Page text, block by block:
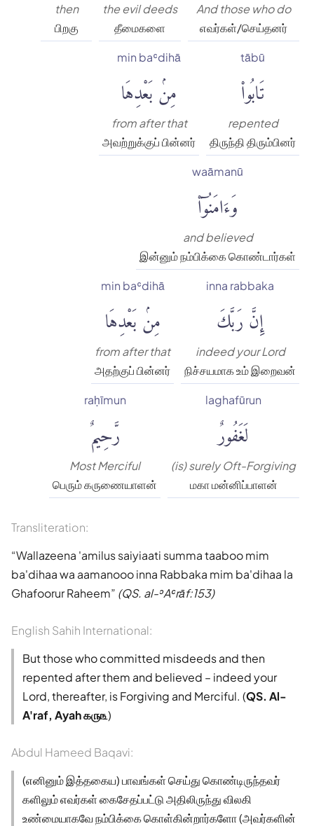
And those who do
எவர்கள்/செய்தனர்
the evil deeds
தீமைகளை
then
பிறகு
tābū
تَابُوا۟
repented
திருந்தி திரும்பினர்
min baʿdihā
مِنۢ بَعْدِهَا
from after that
அவற்றுக்குப் பின்னர்
waāmanū
وَءَامَنُوٓا۟
and believed
இன்னும் நம்பிக்கை கொண்டார்கள்
inna rabbaka
إِنَّ رَبَّكَ
indeed your Lord
நிச்சயமாக உம் இறைவன்
min baʿdihā
مِنۢ بَعْدِهَا
from after that
அதற்குப் பின்னர்
laghafūrun
لَغَفُورٌ
(is) surely Oft-Forgiving
மகா மன்னிப்பாளன்
raḥīmun
رَّحِيمٌ
Most Merciful
பெரும் கருணையாளன்
Transliteration:
Wallazeena 'amilus saiyiaati summa taaboo mim
ba'dihaa wa aamanooo inna Rabbaka mim ba'dihaa la
Ghafoorur Raheem (QS. al-ʾAʿrāf:153)
English Sahih International:
But those who committed misdeeds and then
repented after them and believed – indeed your
Lord, thereafter, is Forgiving and Merciful. (QS. Al-
A'raf, Ayah ௧௫௩)
Abdul Hameed Baqavi:
(எனினும் இத்தகைய) பாவங்கள் செய்து கொண்டிருந்தவர்
களிலும் எவர்கள் கைசேதப்பட்டு அதிலிருந்து விலகி
உண்மையாகவே நம்பிக்கை கொள்கின்றார்களோ (அவர்களின்